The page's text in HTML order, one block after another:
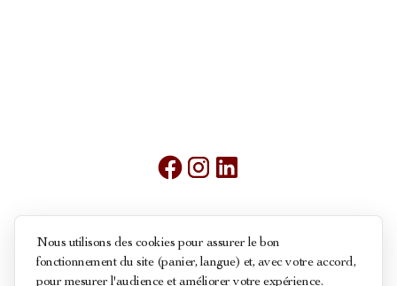
Conditions générales de ventes
Nous utilisons des cookies pour assurer le bon
fonctionnement du site (panier, langue) et, avec votre accord,
pour mesurer l'audience et améliorer votre expérience.